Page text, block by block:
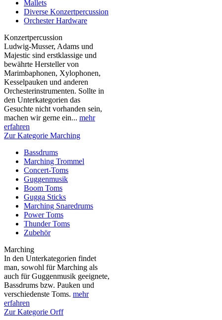
Mallets
Diverse Konzertpercussion
Orchester Hardware
Konzertpercussion
Ludwig-Musser, Adams und
Majestic sind erstklassige und
bewährte Hersteller von
Marimbaphonen, Xylophonen,
Kesselpauken und anderen
Orchesterinstrumenten. Sollte in
den Unterkategorien das
Gesuchte nicht vorhanden sein,
machen wir gerne ein... mehr
erfahren
Zur Kategorie Marching
Bassdrums
Marching Trommel
Concert-Toms
Guggenmusik
Boom Toms
Gugga Sticks
Marching Snaredrums
Power Toms
Thunder Toms
Zubehör
Marching
In den Unterkategorien findet
man, sowohl für Marching als
auch für Guggenmusik geeignete,
Bassdrums bzw. Pauken und
verschiedenste Toms. mehr
erfahren
Zur Kategorie Orff